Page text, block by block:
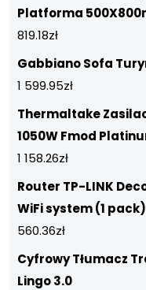
Platforma
819.18zł
Gabbiano Sofa
1 599.95zł
Thermaltake
1050W Fmod
1 158.26zł
Router TP-LINK
WiFi system (1
560.36zł
Cyfrowy Tłumacz
Lingo 3.0